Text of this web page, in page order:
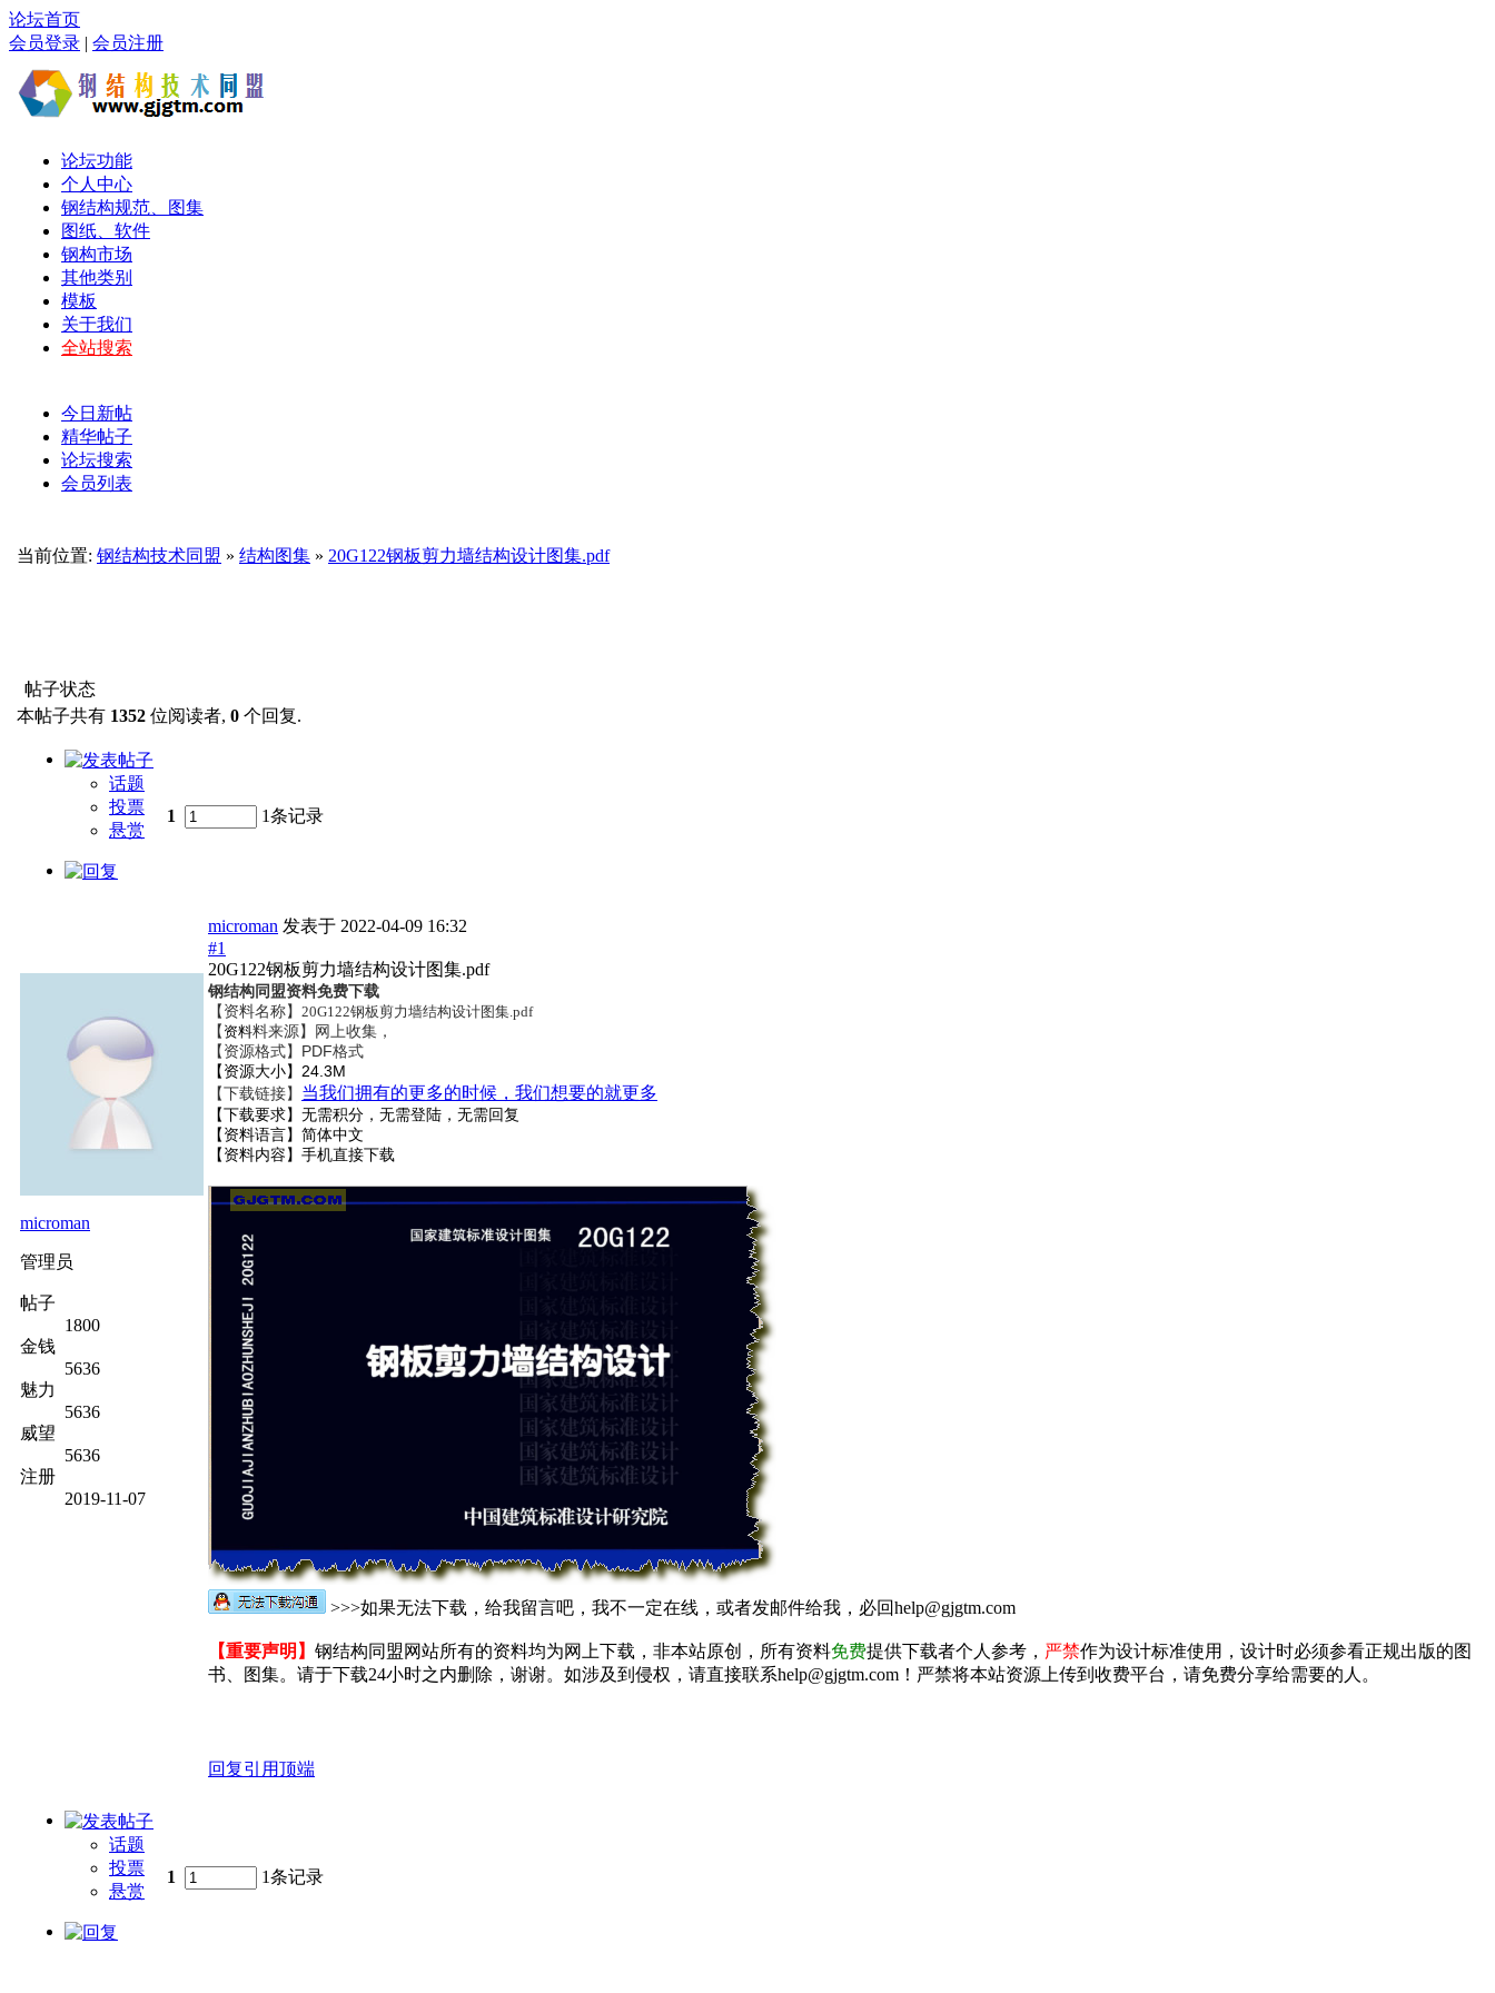
论坛首页
会员登录 | 会员注册
论坛功能
个人中心
钢结构规范、图集
图纸、软件
钢构市场
其他类别
模板
关于我们
全站搜索
今日新帖
精华帖子
论坛搜索
会员列表
当前位置: 钢结构技术同盟 » 结构图集 » 20G122钢板剪力墙结构设计图集.pdf
帖子状态
本帖子共有 1352 位阅读者, 0 个回复.
话题
投票
悬赏
1 1条记录
microman
管理员
帖子
1800
金钱
5636
魅力
5636
威望
5636
注册
2019-11-07
microman 发表于 2022-04-09 16:32
#1
20G122钢板剪力墙结构设计图集.pdf
钢结构同盟资料免费下载
【资料名称】 20G122钢板剪力墙结构设计图集.pdf
【 资料料来源】网上收集，
【资源格式】PDF格式
【资源大小】24.3M
【下载链接】 当我们拥有的更多的时候，我们想要的就更多
【下载要求】无需积分，无需登陆，无需回复
【资料语言】简体中文
【资料内容】 手机直接下载
>>>如果无法下载，给我留言吧，我不一定在线，或者发邮件给我，必回help@gjgtm.com
【重要声明】 钢结构同盟网站所有的资料均为网上下载，非本站原创，所有资料免费提供下载者个人参考， 严禁作为设计标准使用，设计时必须参看正规出版的图
书、图集。请于下载24小时之内删除，谢谢。如涉及到侵权，请直接联系help@gjgtm.com！严禁将本站资源上传到收费平台，请免费分享给需要的人。
回复引用顶端
话题
投票
悬赏
1 1条记录